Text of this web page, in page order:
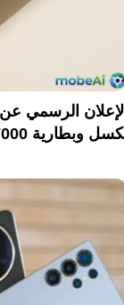
وبطارية 7000 مللي أمبير